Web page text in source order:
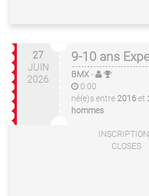
27
JUIN
2026
9-10 ans
BMX-
0:00
né(e)s entre 2016et
hommes
CLOSES